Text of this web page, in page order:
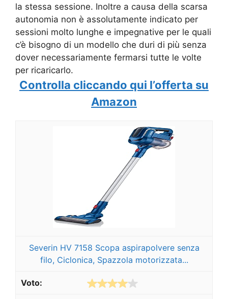
la stessa sessione. Inoltre a causa della scarsa
autonomia non è assolutamente indicato per
sessioni molto lunghe e impegnative per le quali
c’è bisogno di un modello che duri di più senza
dover necessariamente fermarsi tutte le volte
per ricaricarlo.
Controlla cliccando qui l’offerta su
Amazon
Severin HV 7158 Scopa aspirapolvere senza
filo, Ciclonica, Spazzola motorizzata...